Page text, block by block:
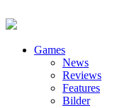
Games
News
Reviews
Features
Bilder